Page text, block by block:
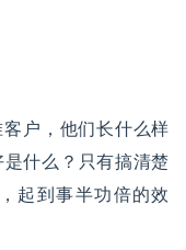
户，他们长什么样
什么？只有搞清楚
起到事半功倍的效